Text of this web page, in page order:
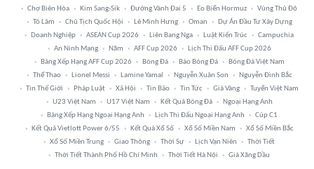
Chợ Biên Hòa
Kim Sang-Sik Đường Vành Đai 5 Eo Biển Hormuz
Vùng Thủ Đô
Tô Lâm
Chủ Tịch Quốc Hội Lê Minh Hưng Oman
Dự Án Đầu Tư Xây Dựng
Doanh Nghiệp
ASEAN Cup 2026 Liên Bang Nga Luật Kiến Trúc
Campuchia
An Ninh Mạng
Năm AFF Cup 2026
Lịch Thi Đấu AFF Cup 2026
Bảng Xếp Hạng AFF Cup 2026
Bóng Đá Báo Bóng Đá
Bóng Đá Việt Nam
Thể Thao
Lionel Messi Lamine Yamal Nguyễn Xuân Son
Nguyễn Đình Bắc
Tin Thế Giới
Pháp Luật Xã Hội Tin Bão Tin Tức Giá Vàng
Tuyển Việt Nam
U23 Việt Nam
U17 Việt Nam Kết Quả Bóng Đá
Ngoại Hạng Anh
Bảng Xếp Hạng Ngoại Hạng Anh
Lịch Thi Đấu Ngoại Hạng Anh
Cúp C1
Kết Quả Vietlott Power 6/55
Kết Quả Xổ Số Xổ Số Miền Nam
Xổ Số Miền Bắc
Xổ Số Miền Trung
Giao Thông Thời Sự Lịch Vạn Niên
Thời Tiết
Thời Tiết Thành Phố Hồ Chí Minh
Thời Tiết Hà Nội Giá Xăng Dầu